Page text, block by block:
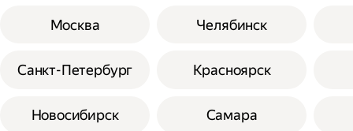
Москва
Санкт-Петербург
Новосибирск
Челябинск
Красноярск
Самара